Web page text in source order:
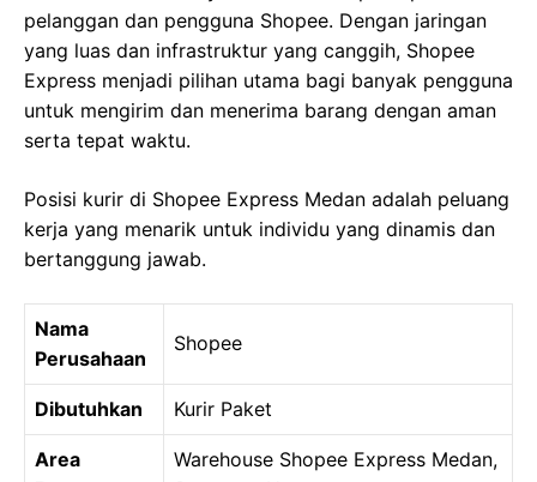
pelanggan dan pengguna Shopee. Dengan jaringan
yang luas dan infrastruktur yang canggih, Shopee
Express menjadi pilihan utama bagi banyak pengguna
untuk mengirim dan menerima barang dengan aman
serta tepat waktu.
Posisi kurir di Shopee Express Medan adalah peluang
kerja yang menarik untuk individu yang dinamis dan
bertanggung jawab.
Nama
Perusahaan
Shopee
Dibutuhkan Kurir Paket
Area
Warehouse Shopee Express Medan,